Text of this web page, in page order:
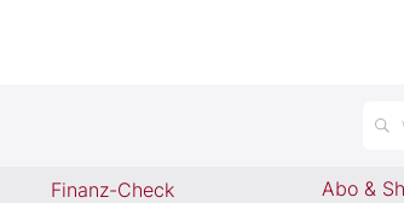
Finanz-Check Abo &